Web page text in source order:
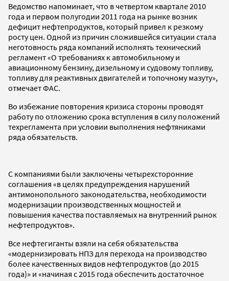
Ведомство напоминает, что в четвертом квартале 2010
года и первом полугодии 2011 года на рынке возник
дефицит нефтепродуктов, который привел к резкому
росту цен. Одной из причин сложившейся ситуации стала
неготовность ряда компаний исполнять технический
регламент «О требованиях к автомобильному и
авиационному бензину, дизельному и судовому топливу,
топливу для реактивных двигателей и топочному мазуту»,
отмечает ФАС.
Во избежание повторения кризиса стороны проводят
работу по отложению срока вступления в силу положений
техрегламента при условии выполнения нефтяниками
ряда обязательств.
С компаниями были заключены четырехсторонние
соглашения «в целях предупреждения нарушений
антимонопольного законодательства, необходимости
модернизации производственных мощностей и
повышения качества поставляемых на внутренний рынок
нефтепродуктов».
Все нефтегиганты взяли на себя обязательства
«модернизировать НПЗ для перехода на производство
более качественных видов нефтепродуктов (до 2015
года)» и «начиная с 2015 года обеспечить достаточное